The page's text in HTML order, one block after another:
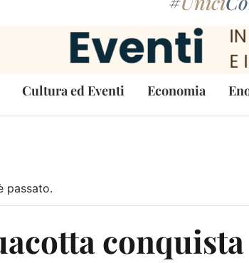
Cultura ed Eventi Economia
passato.